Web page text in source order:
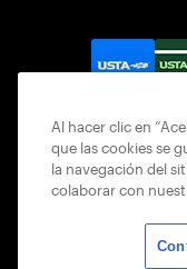
Al hacer clic en
que las cookies se
la navegación del
colaborar con